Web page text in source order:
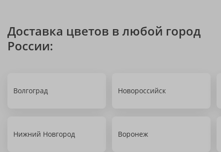
Доставка цветов в любой город
России:
Волгоград Новороссийск
Нижний Новгород Воронеж